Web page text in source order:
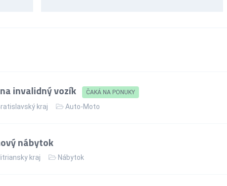
invalidný vozík ČAKÁ NA PONUKY
kraj Auto-Moto
nábytok
kraj Nábytok